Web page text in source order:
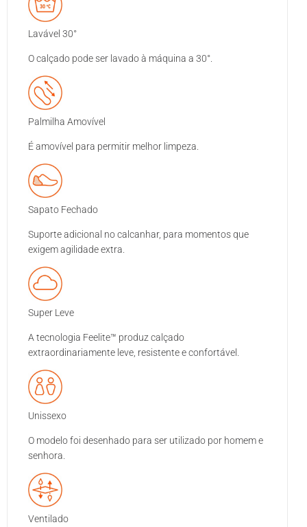
Lavável 30°
O calçado pode ser lavado à máquina a 30°.
Palmilha Amovível
É amovível para permitir melhor limpeza.
Sapato Fechado
Suporte adicional no calcanhar, para momentos que
exigem agilidade extra.
Super Leve
A tecnologia Feelite™ produz calçado
extraordinariamente leve, resistente e confortável.
Unissexo
O modelo foi desenhado para ser utilizado por homem e
senhora.
Ventilado